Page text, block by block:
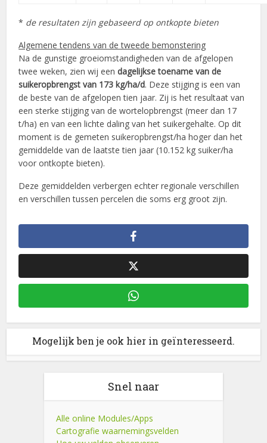
* de resultaten zijn gebaseerd op ontkopte bieten
Algemene tendens van de tweede bemonstering
Na de gunstige groeiomstandigheden van de afgelopen
twee weken, zien wij eendagelijkse toename van de
suikeropbrengst van 173 kg/ha/d. Deze stijging is een van
de beste van de afgelopen tien jaar. Zij is het resultaat van
een sterke stijging van de wortelopbrengst (meer dan 17
t/ha) en van een lichte daling van het suikergehalte. Op dit
moment is de gemeten suikeropbrengst/ha hoger dan het
gemiddelde van de laatste tien jaar (10.152 kg suiker/ha
voor ontkopte bieten).
Deze gemiddelden verbergen echter regionale verschillen
en verschillen tussen percelen die soms erg groot zijn.
Mogelijk ben je ook hier in geïnteresseerd.
Snel naar
Alle online Modules/Apps
Cartografie waarnemingsvelden